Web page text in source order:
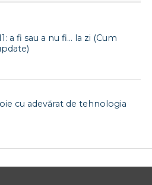
a fi sau a nu fi… la zi (Cum
cu adevărat de tehnologia